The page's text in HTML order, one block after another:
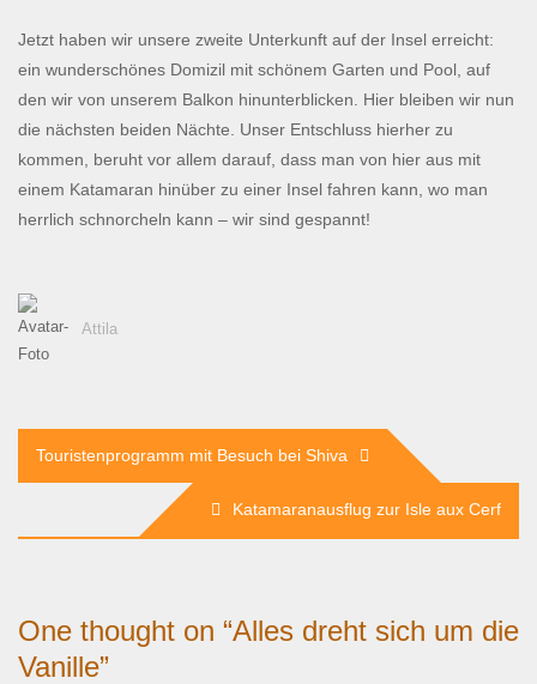
Jetzt haben wir unsere zweite Unterkunft auf der Insel erreicht:
ein wunderschönes Domizil mit schönem Garten und Pool, auf
den wir von unserem Balkon hinunterblicken. Hier bleiben wir nun
die nächsten beiden Nächte. Unser Entschluss hierher zu
kommen, beruht vor allem darauf, dass man von hier aus mit
einem Katamaran hinüber zu einer Insel fahren kann, wo man
herrlich schnorcheln kann – wir sind gespannt!
Attila
Beitragsnavigation
Touristenprogramm mit Besuch bei Shiva
Katamaranausflug zur Isle aux Cerf
One thought on “Alles dreht sich um die
Vanille”